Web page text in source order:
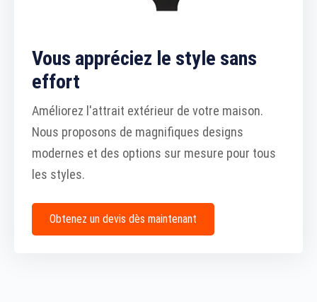
Vous appréciez le style sans
effort
Améliorez l'attrait extérieur de votre maison.
Nous proposons de magnifiques designs
modernes et des options sur mesure pour tous
les styles.
Obtenez un devis dès maintenant